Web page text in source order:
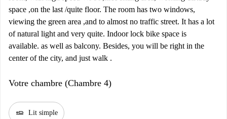
space ,on the last /quite floor. The room has two windows,
viewing the green area ,and to almost no traffic street. It has a lot
of natural light and very quite. Indoor lock bike space is
available. as well as balcony. Besides, you will be right in the
center of the city, and just walk .
Votre chambre (Chambre 4)
airline_seat_flat Lit simple